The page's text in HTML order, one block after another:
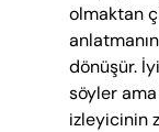
olmaktan
dönüşür.
söyler
izleyicinin